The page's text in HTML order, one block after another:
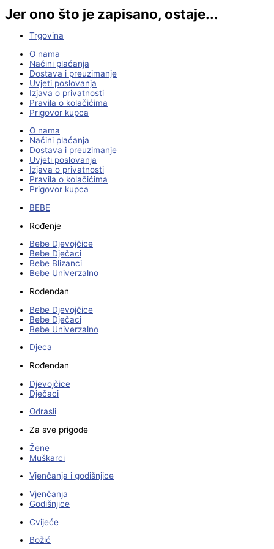
Jer ono što je zapisano, ostaje...
Trgovina
O nama
Načini plaćanja
Dostava i preuzimanje
Uvjeti poslovanja
Izjava o privatnosti
Pravila o kolačićima
Prigovor kupca
O nama
Načini plaćanja
Dostava i preuzimanje
Uvjeti poslovanja
Izjava o privatnosti
Pravila o kolačićima
Prigovor kupca
BEBE
Rođenje
Bebe Djevojčice
Bebe Dječaci
Bebe Blizanci
Bebe Univerzalno
Rođendan
Bebe Djevojčice
Bebe Dječaci
Bebe Univerzalno
Djeca
Rođendan
Djevojčice
Dječaci
Odrasli
Za sve prigode
Žene
Muškarci
Vjenčanja i godišnjice
Vjenčanja
Godišnjice
Cvijeće
Božić